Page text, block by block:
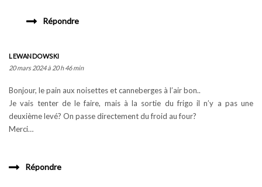
Répondre
LEWANDOWSKI
20 mars 2024 à 20 h 46 min
Bonjour, le pain aux noisettes et canneberges à l’air bon..
Je vais tenter de le faire, mais à la sortie du frigo il n’y a pas une
deuxième levé? On passe directement du froid au four?
Merci…
Répondre